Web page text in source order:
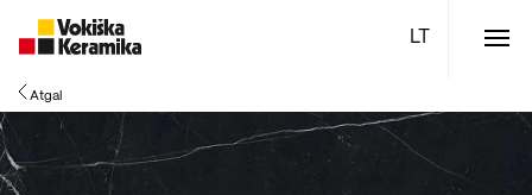
Atgal
Meniu
Plytelės
Vonios kambario įranga